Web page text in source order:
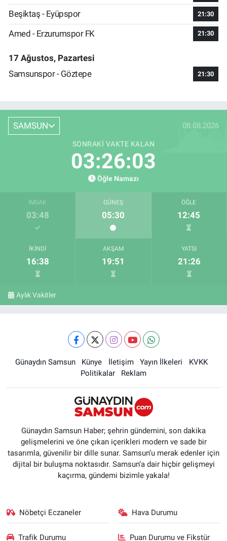
Beşiktaş - Eyüpspor 21:30
Amed - Erzurumspor FK 21:30
17 Ağustos, Pazartesi
Samsunspor - Göztepe
21:30
SAMSUN 08.08.2026
SONRAKI VAKTE KALAN
03:26:02
Öğle Namazı
İMSAK
03:48
GÜNEŞ
05:30
ÖĞLE
12:45
İKINDI
16:38
AKŞAM
19:51
YATSI
21:26
Aylık Vakitler
Günaydın Samsun Künye İletişim Yayın İlkeleri
KVKK
Politikalar
Reklam
Günaydın Samsun Haber; şehrin gündemini, son dakika
gelişmelerini ve öne çıkan içerikleri modern ve sade bir
tasarımla, güvenilir bir dille sunar. Samsun’u merak edenler için
dijital bir buluşma noktasıdır. Samsun’a dair hiçbir gelişmeyi
kaçırma, gündemi bizimle yakala!
Nöbetçi Eczaneler Hava Durumu
Trafik Durumu Puan Durumu ve Fikstür